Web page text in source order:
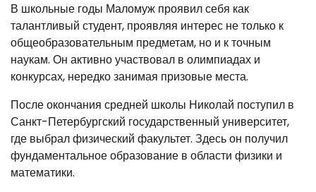
В школьные годы Маломуж проявил себя как
талантливый студент, проявляя интерес не только к
общеобразовательным предметам, но и к точным
наукам. Он активно участвовал в олимпиадах и
конкурсах, нередко занимая призовые места.
После окончания средней школы Николай поступил в
Санкт-Петербургский государственный университет,
где выбрал физический факультет. Здесь он получил
фундаментальное образование в области физики и
математики.